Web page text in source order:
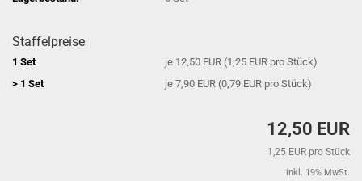
Staffelpreise
1 Set
je 12,50 EUR (1,25 EUR pro Stück)
> 1 Set
je 7,90 EUR (0,79 EUR pro Stück)
12,50 EUR
1,25 EUR pro Stück
inkl. 19% MwSt.